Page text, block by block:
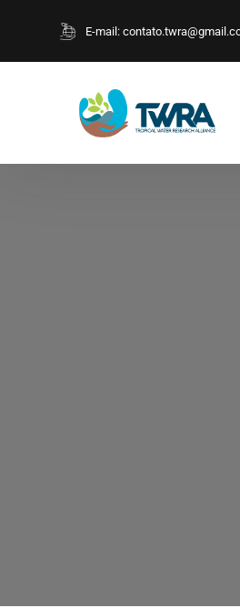
E-mail: